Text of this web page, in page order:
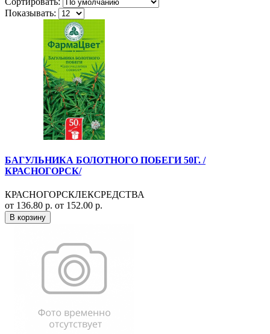
Показывать:
БАГУЛЬНИКА БОЛОТНОГО ПОБЕГИ 50Г. /
КРАСНОГОРСК/
КРАСНОГОРСКЛЕКСРЕДСТВА
от 136.80 р. от 152.00 р.
В корзину